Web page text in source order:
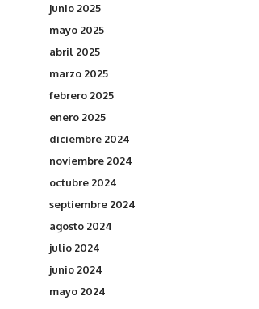
junio 2025
mayo 2025
abril 2025
marzo 2025
febrero 2025
enero 2025
diciembre 2024
noviembre 2024
octubre 2024
septiembre 2024
agosto 2024
julio 2024
junio 2024
mayo 2024